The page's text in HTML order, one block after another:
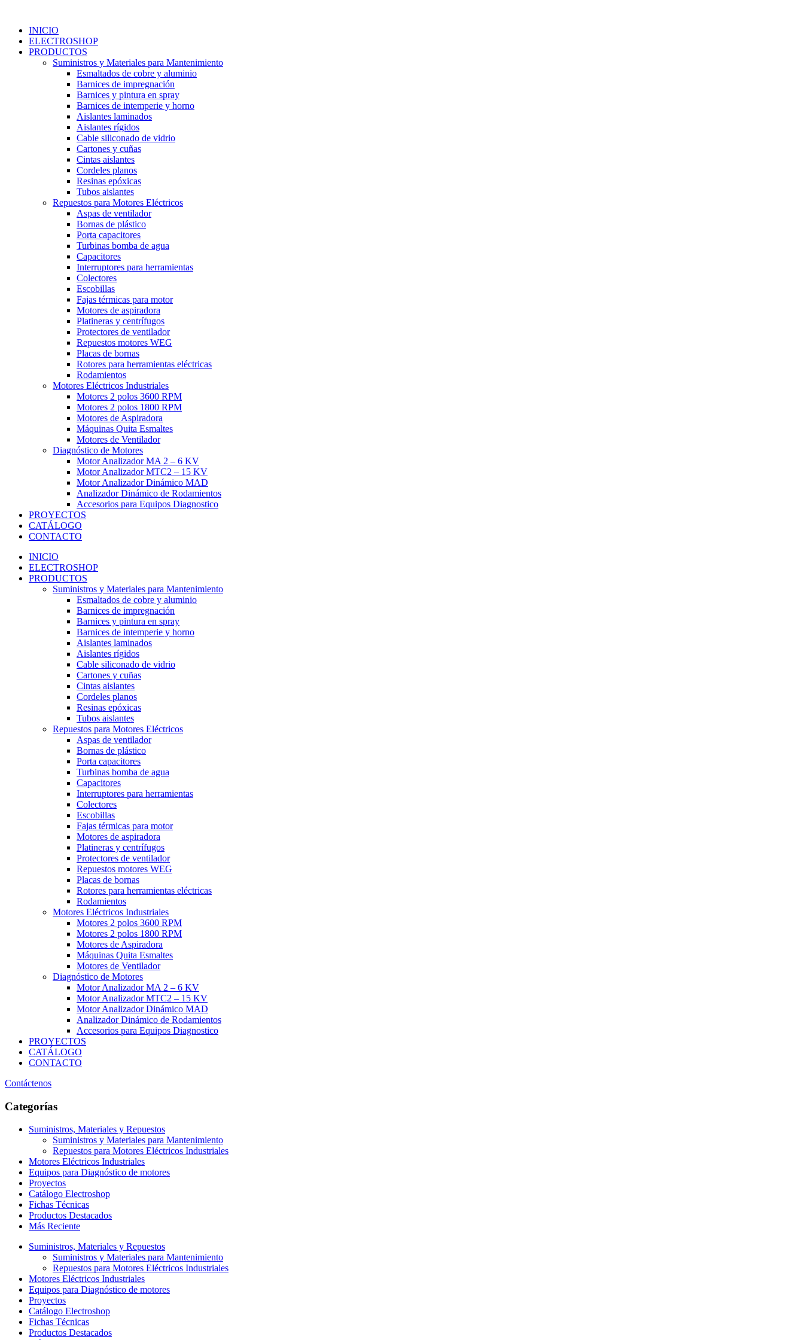
contenidoINICIO
ELECTROSHOP
PRODUCTOS
Suministros y Materiales para Mantenimiento
Esmaltados de cobre y aluminio
Barnices de impregnación
Barnices y pintura en spray
Barnices de intemperie y horno
Aislantes laminados
Aislantes rígidos
Cable siliconado de vidrio
Cartones y cuñas
Cintas aislantes
Cordeles planos
Resinas epóxicas
Tubos aislantes
Repuestos para Motores Eléctricos
Aspas de ventilador
Bornas de plástico
Porta capacitores
Turbinas bomba de agua
Capacitores
Interruptores para herramientas
Colectores
Escobillas
Fajas térmicas para motor
Motores de aspiradora
Platineras y centrífugos
Protectores de ventilador
Repuestos motores WEG
Placas de bornas
Rotores para herramientas eléctricas
Rodamientos
Motores Eléctricos Industriales
Motores 2 polos 3600 RPM
Motores 2 polos 1800 RPM
Motores de Aspiradora
Máquinas Quita Esmaltes
Motores de Ventilador
Diagnóstico de Motores
Motor Analizador MA 2 – 6 KV
Motor Analizador MTC2 – 15 KV
Motor Analizador Dinámico MAD
Analizador Dinámico de Rodamientos
Accesorios para Equipos Diagnostico
PROYECTOS
CATÁLOGO
CONTACTO
INICIO
ELECTROSHOP
PRODUCTOS
Suministros y Materiales para Mantenimiento
Esmaltados de cobre y aluminio
Barnices de impregnación
Barnices y pintura en spray
Barnices de intemperie y horno
Aislantes laminados
Aislantes rígidos
Cable siliconado de vidrio
Cartones y cuñas
Cintas aislantes
Cordeles planos
Resinas epóxicas
Tubos aislantes
Repuestos para Motores Eléctricos
Aspas de ventilador
Bornas de plástico
Porta capacitores
Turbinas bomba de agua
Capacitores
Interruptores para herramientas
Colectores
Escobillas
Fajas térmicas para motor
Motores de aspiradora
Platineras y centrífugos
Protectores de ventilador
Repuestos motores WEG
Placas de bornas
Rotores para herramientas eléctricas
Rodamientos
Motores Eléctricos Industriales
Motores 2 polos 3600 RPM
Motores 2 polos 1800 RPM
Motores de Aspiradora
Máquinas Quita Esmaltes
Motores de Ventilador
Diagnóstico de Motores
Motor Analizador MA 2 – 6 KV
Motor Analizador MTC2 – 15 KV
Motor Analizador Dinámico MAD
Analizador Dinámico de Rodamientos
Accesorios para Equipos Diagnostico
PROYECTOS
CATÁLOGO
CONTACTO
Contáctenos
Categorías
Suministros, Materiales y Repuestos
Suministros y Materiales para Mantenimiento
Repuestos para Motores Eléctricos Industriales
Motores Eléctricos Industriales
Equipos para Diagnóstico de motores
Proyectos
Catálogo Electroshop
Fichas Técnicas
Productos Destacados
Más Reciente
Suministros, Materiales y Repuestos
Suministros y Materiales para Mantenimiento
Repuestos para Motores Eléctricos Industriales
Motores Eléctricos Industriales
Equipos para Diagnóstico de motores
Proyectos
Catálogo Electroshop
Fichas Técnicas
Productos Destacados